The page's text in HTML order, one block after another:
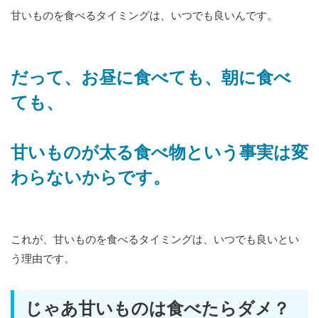
甘いものを食べるタイミングは、いつでも良いんです。
だって、お昼に食べても、朝に食べ
ても、
甘いものが太る食べ物という事実は変
わらないからです。
これが、甘いものを食べるタイミングは、いつでも良いとい
う理由です。
じゃあ甘いものは食べたらダメ？